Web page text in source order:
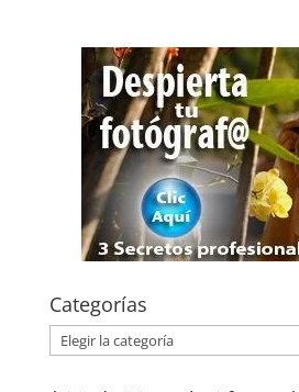
Categorías
Categorías